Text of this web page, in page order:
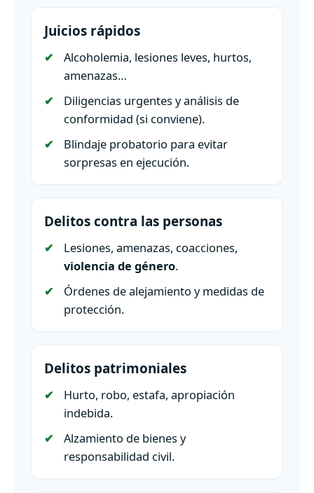
Juicios rápidos
Alcoholemia, lesiones leves, hurtos,
amenazas…
Diligencias urgentes y análisis de
conformidad (si conviene).
Blindaje probatorio para evitar
sorpresas en ejecución.
Delitos contra las personas
Lesiones, amenazas, coacciones,
violencia de género.
Órdenes de alejamiento y medidas de
protección.
Delitos patrimoniales
Hurto, robo, estafa, apropiación
indebida.
Alzamiento de bienes y
responsabilidad civil.